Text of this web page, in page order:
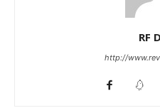
RF
http://